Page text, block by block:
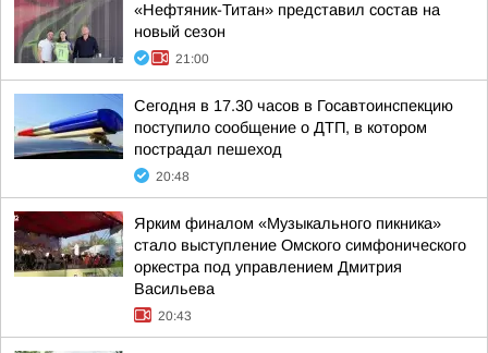
«Нефтяник-Титан» представил состав на
новый сезон
21:00
Сегодня в 17.30 часов в Госавтоинспекцию
поступило сообщение о ДТП, в котором
пострадал пешеход
20:48
Ярким финалом «Музыкального пикника»
стало выступление Омского симфонического
оркестра под управлением Дмитрия
Васильева
20:43